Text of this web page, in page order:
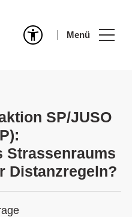
Menü
SP/JUSO
Strassenraums
Distanzregeln?